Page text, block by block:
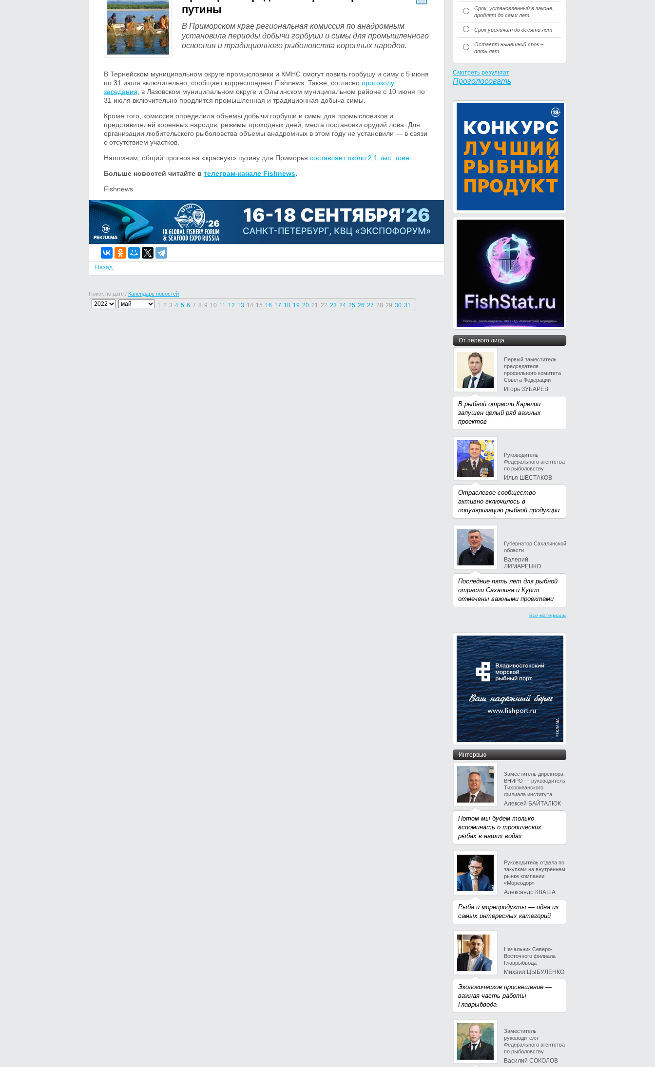
путины
В Приморском крае региональная комиссия по анадромным
установила периоды добычи горбуши и симы для промышленного
освоения и традиционного рыболовства коренных народов.
В Тернейском муниципальном округе промысловики и КМНС смогут ловить горбушу и симу с 5 июня
по 31 июля включительно, сообщает корреспондент Fishnews. Также, согласно протоколу
заседания , в Лазовском муниципальном округе и Ольгинском муниципальном районе с 10 июня по
31 июля включительно продлится промышленная и традиционная добыча симы.
Кроме того, комиссия определила объемы добычи горбуши и симы для промысловиков и
представителей коренных народов, режимы проходных дней, места постановки орудий лова. Для
организации любительского рыболовства объемы анадромных в этом году не установили — в связи
с отсутствием участков.
Напомним, общий прогноз на «красную» путину для Приморья составляет около 2,1 тыс. тонн
Больше новостей читайте в телеграм-канале Fishnews.
Fishnews
Назад
Поиск по дате / Календарь новостей
1 2 3 4 5 6 7 8 9 10 11 12 13 14 15 16 17 18 19 20 21 22 23 24 25 26 27 28 29 30 31
Срок, установленный в законе,
продлят до семи лет
Срок увеличат до десяти лет
Оставят нынешний срок –
пять лет
Смотреть результат
Проголосовать
От первого лица
Первый заместитель
председателя
профильного комитета
Совета Федерации
Игорь ЗУБАРЕВ
В рыбной отрасли Карелии
запущен целый ряд важных
проектов
Руководитель
Федерального агентства
по рыболовству
Илья ШЕСТАКОВ
Отраслевое сообщество
активно включилось в
популяризацию рыбной продукции
Губернатор Сахалинской
области
Валерий
ЛИМАРЕНКО
Последние пять лет для рыбной
отрасли Сахалина и Курил
отмечены важными проектами
Все материалы
Интервью
Заместитель директора
ВНИРО — руководитель
Тихоокеанского
филиала института
Алексей БАЙТАЛЮК
Потом мы будем только
вспоминать о тропических
рыбах в наших водах
Руководитель отдела по
закупкам на внутреннем
рынке компании
«Мореодор»
Александр КВАША
Рыба и морепродукты — одна из
самых интересных категорий
Начальник Северо-
Восточного филиала
Главрыбвода
Михаил ЦЫБУЛЕНКО
Экологическое просвещение —
важная часть работы
Главрыбвода
Заместитель
руководителя
Федерального агентства
по рыболовству
Василий СОКОЛОВ